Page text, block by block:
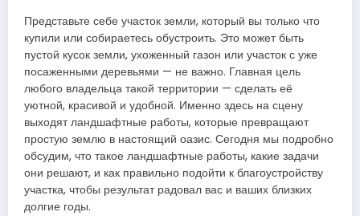
Представьте себе участок земли, который вы только что
купили или собираетесь обустроить. Это может быть
пустой кусок земли, ухоженный газон или участок с уже
посаженными деревьями — не важно. Главная цель
любого владельца такой территории — сделать её
уютной, красивой и удобной. Именно здесь на сцену
выходят ландшафтные работы, которые превращают
простую землю в настоящий оазис. Сегодня мы подробно
обсудим, что такое ландшафтные работы, какие задачи
они решают, и как правильно подойти к благоустройству
участка, чтобы результат радовал вас и ваших близких
долгие годы.